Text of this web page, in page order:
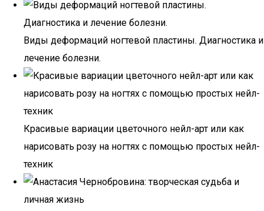
Виды деформаций ногтевой пластины. Диагностика и
лечение болезни.
Красивые вариации цветочного нейл-арт или как
нарисовать розу на ногтях с помощью простых нейл-
техник